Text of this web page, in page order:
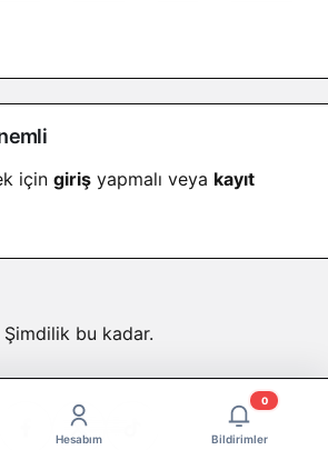
için giriş yapmalı veya kayıt
Şimdilik bu kadar.
Hesabım Bildirimler
0